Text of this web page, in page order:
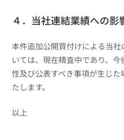
４．当社連結業績への影
本件追加公開買付けによる当
いては、現在精査中であり、
性及び公表すべき事項が生じ
たします。
以上